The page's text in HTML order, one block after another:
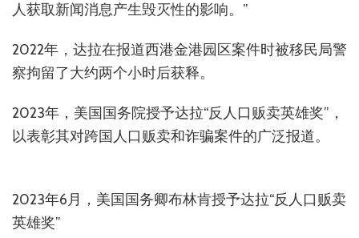
人获取新闻消息产生毁灭性的影响。”
2022年，达拉在报道西港金港园区案件时被移民局警
察拘留了大约两个小时后获释。
2023年，美国国务院授予达拉“反人口贩卖英雄奖”，
以表彰其对跨国人口贩卖和诈骗案件的广泛报道。
2023年6月，美国国务卿布林肯授予达拉“反人口贩卖
英雄奖”